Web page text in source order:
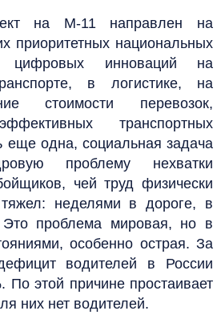
на М-11 направлен на
приоритетных национальных
цифровых инноваций на
в логистике, на
стоимости перевозок,
транспортных
еще одна, социальная задача
проблему нехватки
чей труд физически
тяжел: неделями в дороге, в
проблема мировая, но в
особенно острая. За
водителей в России
По этой причине простаивает
них нет водителей.